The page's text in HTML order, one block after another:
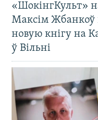
«ШокінгКульт»
Максім Жбанкоў
новую кнігу на
ў Вільні